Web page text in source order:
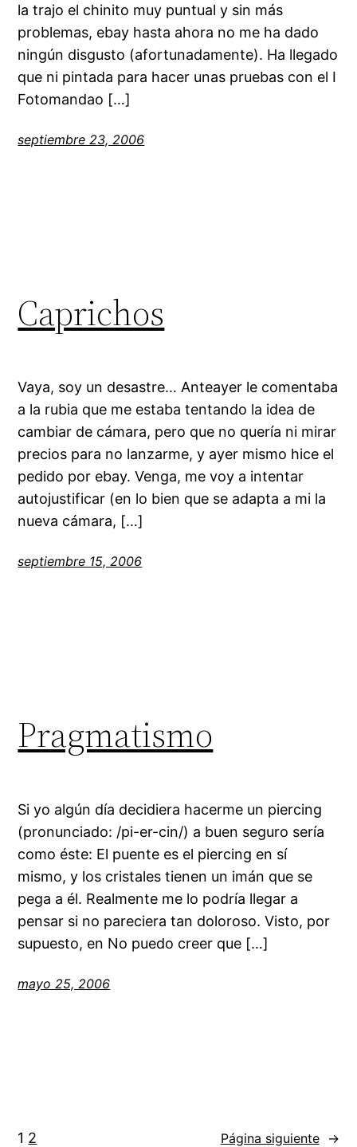
la trajo el chinito muy puntual y sin más
problemas, ebay hasta ahora no me ha dado
ningún disgusto (afortunadamente). Ha llegado
que ni pintada para hacer unas pruebas con el I
Fotomandao […]
septiembre 23, 2006
Caprichos
Vaya, soy un desastre… Anteayer le comentaba
a la rubia que me estaba tentando la idea de
cambiar de cámara, pero que no quería ni mirar
precios para no lanzarme, y ayer mismo hice el
pedido por ebay. Venga, me voy a intentar
autojustificar (en lo bien que se adapta a mi la
nueva cámara, […]
septiembre 15, 2006
Pragmatismo
Si yo algún día decidiera hacerme un piercing
(pronunciado: /pi-er-cin/) a buen seguro sería
como éste: El puente es el piercing en sí
mismo, y los cristales tienen un imán que se
pega a él. Realmente me lo podría llegar a
pensar si no pareciera tan doloroso. Visto, por
supuesto, en No puedo creer que […]
mayo 25, 2006
1 2 Página siguiente →